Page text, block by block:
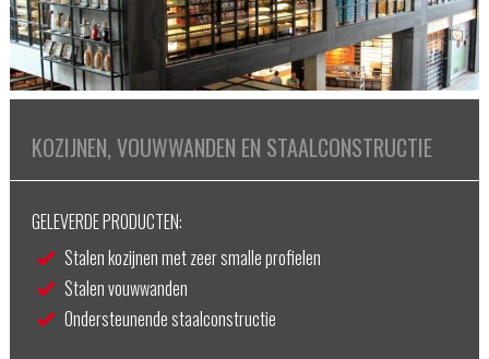
KOZIJNEN, VOUWWANDEN EN STAALCONSTRUCTIE
GELEVERDE PRODUCTEN:
Stalen kozijnen met zeer smalle profielen
Stalen vouwwanden
Ondersteunende staalconstructie